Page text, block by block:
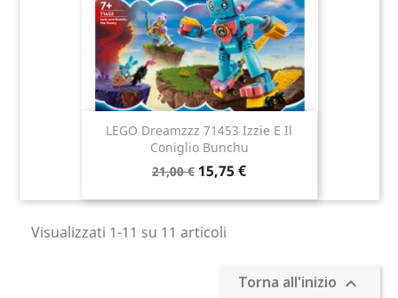
LEGO Dreamzzz 71453 Izzie E Il
Coniglio Bunchu
21,00 € 15,75 €
Visualizzati 1-11 su 11 articoli
Torna all'inizio 